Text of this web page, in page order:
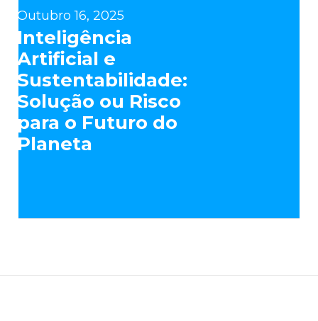
Outubro 16, 2025
Inteligência
Artificial e
Sustentabilidade:
Solução ou Risco
para o Futuro do
Planeta